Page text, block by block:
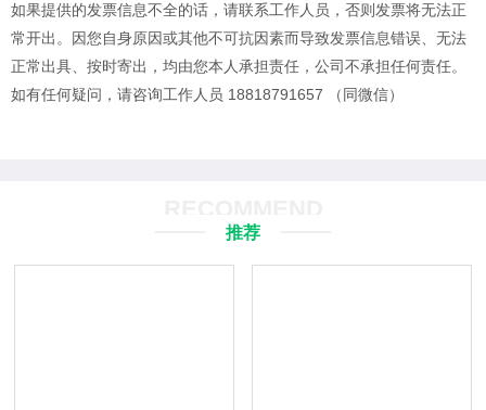
如果提供的发票信息不全的话，请联系工作人员，否则发票将无法正
常开出。
因您自身原因或其他不可抗因素而导致发票信息错误、无法
正常出具、按时寄出，均由您本人承担责任，公司不承担任何责任。
如有任何疑问，请咨询工作人员 18818791657 （同微信）
推荐